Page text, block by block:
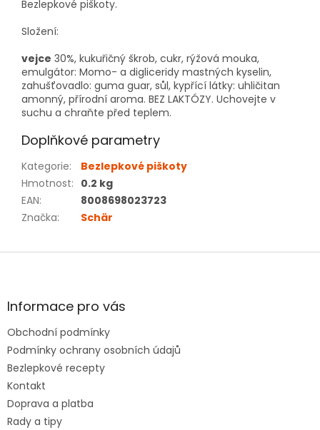
Bezlepkové piškoty.
Složení:
vejce 30%, kukuřičný škrob, cukr, rýžová mouka,
emulgátor: Momo- a digliceridy mastných kyselin,
zahušťovadlo: guma guar, sůl, kypřící látky: uhličitan
amonný, přírodní aroma. BEZ LAKTÓZY. Uchovejte v
suchu a chraňte před teplem.
Doplňkové parametry
Kategorie:
Bezlepkové piškoty
Hmotnost: 0.2 kg
EAN:
8008698023723
Značka: Schär
Z
aInformace pro vás
Obchodní podmínky
Podmínky ochrany osobních údajů
Bezlepkové recepty
Kontakt
Doprava a platba
Rady a tipy